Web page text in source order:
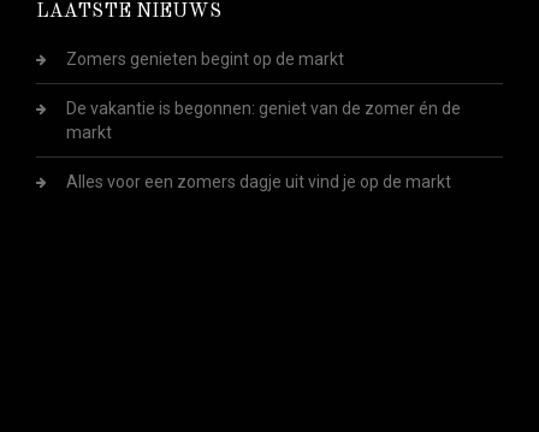
LAATSTE NIEUWS
Zomers genieten begint op de markt
De vakantie is begonnen: geniet van de zomer én de
markt
Alles voor een zomers dagje uit vind je op de markt